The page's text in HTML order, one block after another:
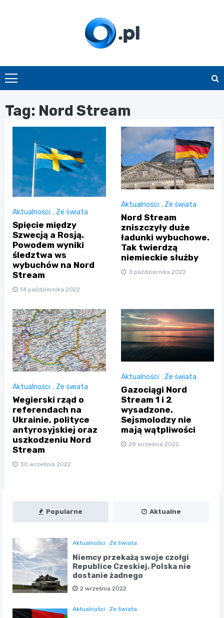
O.pl
Tag: Nord Stream
Aktualności , Ze świata
Spięcie między
Szwecją a Rosją.
Powodem wyniki
śledztwa ws
wybuchów na Nord
Stream
14 października 2022
Aktualności , Ze świata
Nord Stream
zniszczyły duże
ładunki wybuchowe.
Tak twierdzą
niemieckie służby
3 października 2022
Aktualności , Ze świata
Wegierski rząd o
referendach na
Ukrainie, polityce
antyrosyjskiej oraz
uszkodzeniu Nord
Stream
30 września 2022
Aktualności , Ze świata
Gazociągi Nord
Stream 1 i 2
wysadzone.
Sejsmolodzy nie
mają wątpliwości
28 września 2022
Popularne Aktualne
Aktualności Ze świata
Niemcy przekażą swoje czołgi
Republice Czeskiej. Polska nie
dostanie żadnego
2 września 2022
Aktualności Ze świata